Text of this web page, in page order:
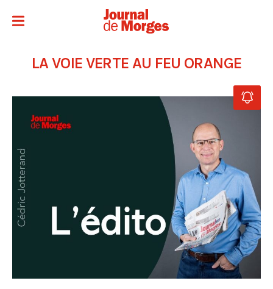
LA VOIE VERTE AU FEU ORANGE